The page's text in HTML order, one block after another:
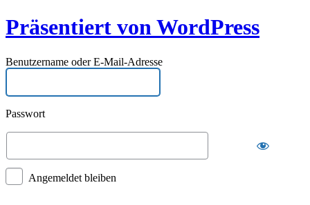
Präsentiert von WordPress
Benutzername oder E-Mail-Adresse
Passwort
Angemeldet bleiben